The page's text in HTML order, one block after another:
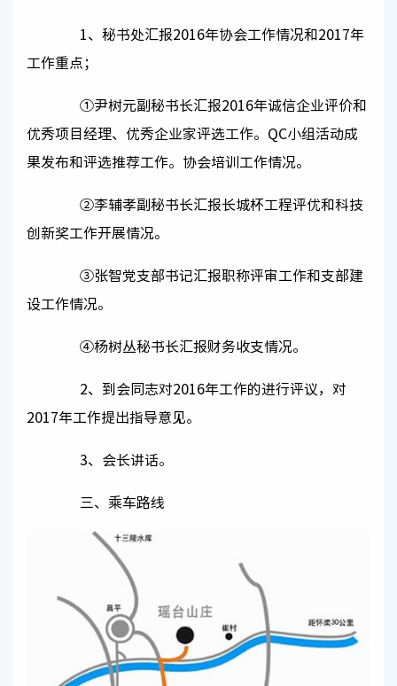
1、秘书处汇报2016年协会工作情况和2017年
工作重点；
①尹树元副秘书长汇报2016年诚信企业评价和
优秀项目经理、优秀企业家评选工作。QC小组活动成
果发布和评选推荐工作。协会培训工作情况。
②李辅孝副秘书长汇报长城杯工程评优和科技
创新奖工作开展情况。
③张智党支部书记汇报职称评审工作和支部建
设工作情况。
④杨树丛秘书长汇报财务收支情况。
2、到会同志对2016年工作的进行评议，对
2017年工作提出指导意见。
3、会长讲话。
三、乘车路线